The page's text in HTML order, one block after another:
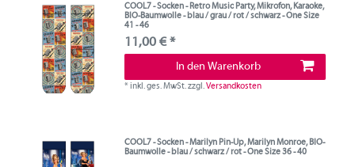
COOL7 - Socken - Retro Music Party, Mikrofon, Karaoke,
BIO-Baumwolle - blau / grau / rot / schwarz - One Size
41 - 46
11,00 € *
In den Warenkorb
*inkl. ges. MwSt.zzgl.Versandkosten
COOL7 - Socken - Marilyn Pin-Up, Marilyn Monroe, BIO-
Baumwolle - blau / schwarz / rot - One Size 36 - 40